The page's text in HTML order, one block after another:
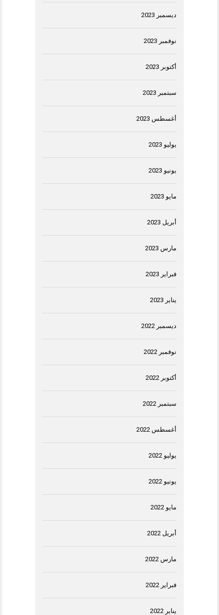
ديسمبر 2023
نوفمبر 2023
أكتوبر 2023
سبتمبر 2023
أغسطس 2023
يوليو 2023
يونيو 2023
مايو 2023
أبريل 2023
مارس 2023
فبراير 2023
يناير 2023
ديسمبر 2022
نوفمبر 2022
أكتوبر 2022
سبتمبر 2022
أغسطس 2022
يوليو 2022
يونيو 2022
مايو 2022
أبريل 2022
مارس 2022
فبراير 2022
يناير 2022